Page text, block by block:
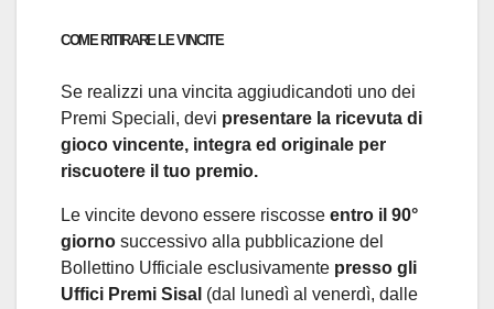
COME RITIRARE LE VINCITE
Se realizzi una vincita aggiudicandoti uno dei
Premi Speciali, devi presentare la ricevuta di
gioco vincente, integra ed originale per
riscuotere il tuo premio.
Le vincite devono essere riscosse entro il 90°
giorno successivo alla pubblicazione del
Bollettino Ufficiale esclusivamente presso gli
Uffici Premi Sisal (dal lunedì al venerdì, dalle